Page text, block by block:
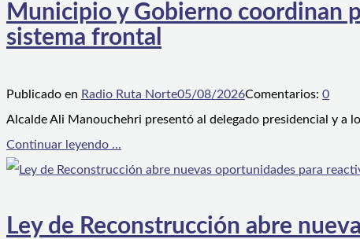
Municipio y Gobierno coordinan
sistema frontal
Publicado en Radio Ruta Norte05/08/2026Comentarios: 0
Alcalde Ali Manouchehri presentó al delegado presidencial y a
Continuar leyendo ...
Ley de Reconstrucción abre